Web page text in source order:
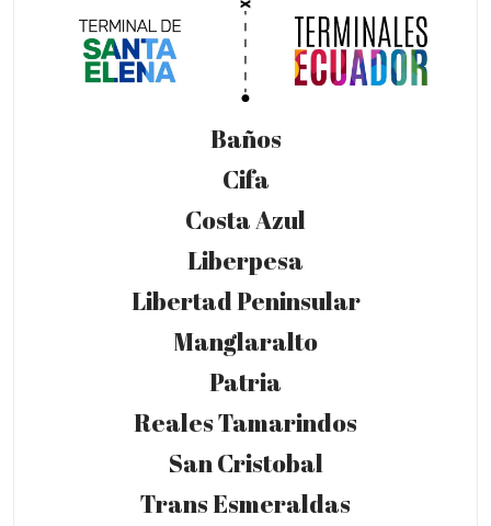
Baños
Cifa
Costa Azul
Liberpesa
Libertad Peninsular
Manglaralto
Patria
Reales Tamarindos
San Cristobal
Trans Esmeraldas